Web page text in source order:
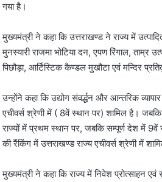
गया है।
मुख्यमंत्री ने कहा कि उत्तराखण्ड ने राज्य में
मुनस्यारी राजमा भोटिया दन, एपण रिंगाल, ताम्र
पिछौड़ा, आर्टिस्टिक कैण्डल मुखौटा एवं मन्दिर
उन्होंने कहा कि उद्योग संवर्द्धन और आन्तरिक
एचीवर्स श्रेणी में ( 8वें स्थान पर) शामिल है। जबकि
राज्यों में प्रथम स्थान पर, जबकि सम्पूर्ण देश में 9वें
की रैंकिंग में उत्तराखण्ड राज्य एचीवर्स श्रेणी में
मुख्यमंत्री ने कहा कि राज्य में निवेश प्रोत्साहन